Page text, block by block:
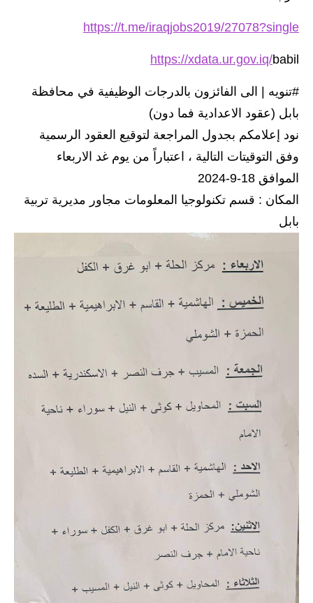
https://t.me/iraqjobs2019/27078?single
https://xdata.ur.gov.iq/babil
#تنويه | الى الفائزون بالدرجات الوظيفية في محافظة
بابل (عقود الاعدادية فما دون)
نود إعلامكم بجدول المراجعة لتوقيع العقود الرسمية
وفق التوقيتات التالية ، اعتباراً من يوم غد الاربعاء
الموافق 18-9-2024
المكان : قسم تكنولوجيا المعلومات مجاور مديرية تربية
بابل